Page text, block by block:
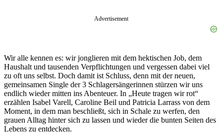
Advertisement
Wir alle kennen es: wir jonglieren mit dem hektischen Job, dem
Haushalt und tausenden Verpflichtungen und vergessen dabei viel
zu oft uns selbst. Doch damit ist Schluss, denn mit der neuen,
gemeinsamen Single der 3 Schlagersängerinnen stürzen wir uns
endlich wieder mitten ins Abenteuer. In „Heute tragen wir rot“
erzählen Isabel Varell, Caroline Beil und Patricia Larrass von dem
Moment, in dem man beschließt, sich in Schale zu werfen, den
grauen Alltag hinter sich zu lassen und wieder die bunten Seiten des
Lebens zu entdecken.